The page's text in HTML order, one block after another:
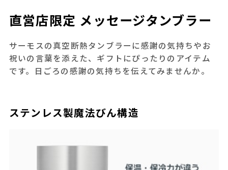
直営店限定 メッセージタンブラー
サーモスの真空断熱タンブラーに感謝の気持ちやお
祝いの言葉を添えた、ギフトにぴったりのアイテム
です。日ごろの感謝の気持ちを伝えてみませんか。
ステンレス製魔法びん構造